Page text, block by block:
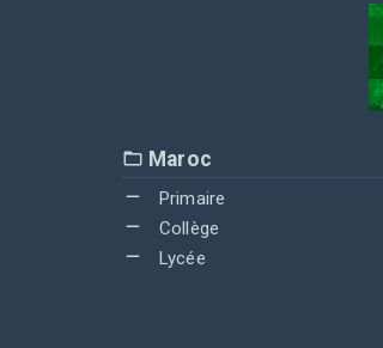
Maroc
Primaire
Collège
Lycée